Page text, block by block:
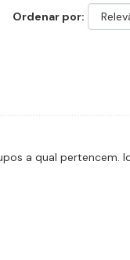
Ordenar por
a qual pertencem.